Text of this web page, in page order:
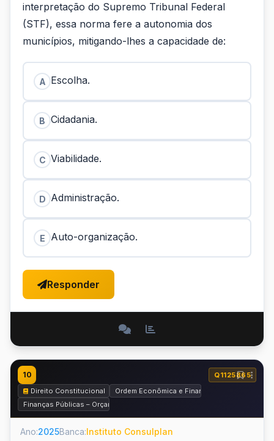
interpretação do Supremo Tribunal Federal
(STF), essa norma fere a autonomia dos
municípios, mitigando-lhes a capacidade de:
A Escolha.
B Cidadania.
C Viabilidade.
D Administração.
E Auto-organização.
Responder
10
Q1125865
Direito Constitucional
Ordem Econômica e Financeira
Finanças Públicas – Orçamento
Ano:2025Banca:Instituto Consulplan